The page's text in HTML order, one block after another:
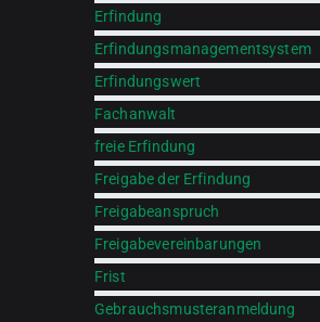
Erfindung
Erfindungsmanagementsystem
Erfindungswert
Fachanwalt
freie Erfindung
Freigabe der Erfindung
Freigabeanspruch
Freigabevereinbarungen
Frist
Gebrauchsmusteranmeldung